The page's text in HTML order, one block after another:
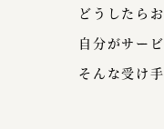
どうしたら
自分がサー
そんな受け